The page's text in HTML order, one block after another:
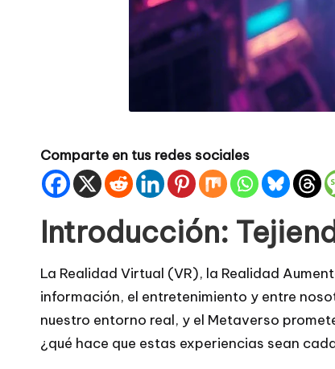
Comparte en tus redes sociales
Introducción:
La Realidad Virtual (VR), la Realidad
información, el entretenimiento y entre
nuestro entorno real, y el Metaverso
¿qué hace que estas experiencias sean